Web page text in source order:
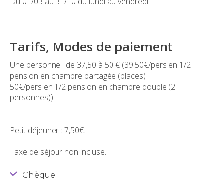
Tarifs, Modes de paiement
Une personne : de 37,50 à 50 € (39.50€/pers en 1/2
pension en chambre partagée (places)
50€/pers en 1/2 pension en chambre double (2
personnes)).
Petit déjeuner : 7,50€.
Taxe de séjour non incluse.
Chèque